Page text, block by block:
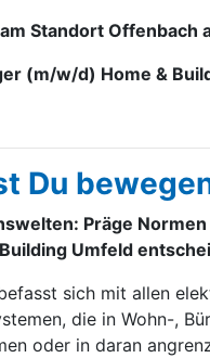
Standort Offenbach
(m/w/d) Home &
Du
Prä­ge
Um­feld
sich mit al­len
die in Wohn-,
oder in da­ran